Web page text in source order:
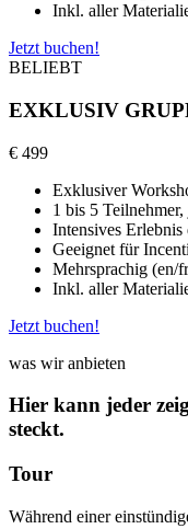
Inkl. aller
Jetzt buchen!
BELIEBT
EXKLUSIV
€ 499
Exklusiver
1 bis 5
Intensives
Geeignet für
Mehrsprachig (en/
Inkl. aller
Jetzt buchen!
was wir anbieten
Hier kann jeder
steckt.
Tour
Während einer